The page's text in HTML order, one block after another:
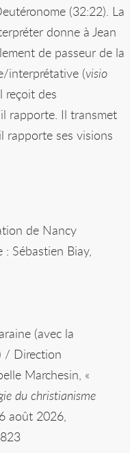
(32:22). La
donne à Jean
de passeur de la
interprétative (visio
reçoit des
rapporte. Il transmet
rapporte ses visions
de Nancy
Sébastien Biay,
(avec la
/ Direction
Marchesin, «
du christianisme
août 2026,